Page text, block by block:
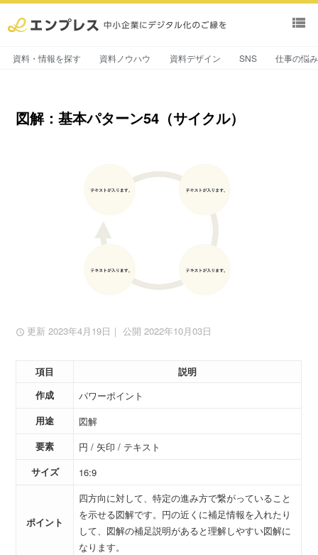
view_list
資料・情報を探す 資料ノウハウ 資料デザイン SNS 仕事の悩
図解：基本パターン54（サイクル）
更新 2023年4月19日 ｜ 公開 2022年10月03日
項目
説明
作成
パワーポイント
用途
図解
要素
円 / 矢印 / テキスト
サイズ
16:9
ポイント
四方向に対して、特定の進み方で繋がっていること
を示せる図解です。円の近くに補足情報を入れたり
して、図解の補足説明があると理解しやすい図解に
なります。